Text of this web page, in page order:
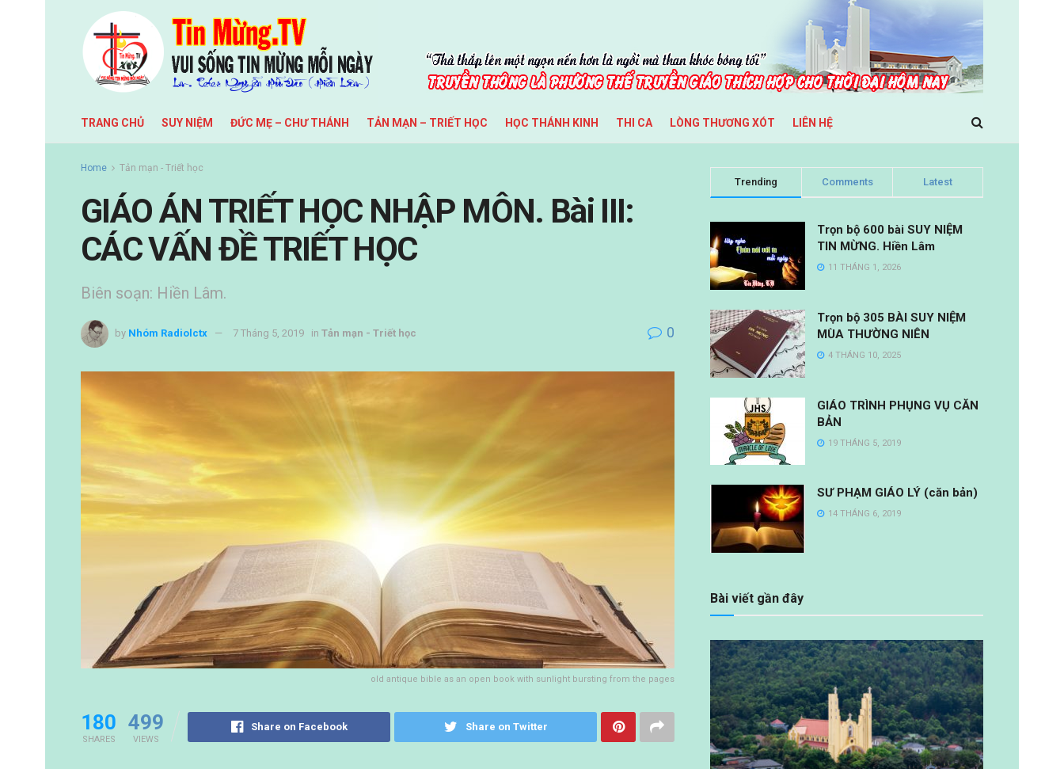
TRANG CHỦ SUY NIỆM ĐỨC MẸ – CHƯ THÁNH TẢN MẠN – TRIẾT HỌC HỌC THÁNH KINH THI CA LÒNG THƯƠNG XÓT LIÊN HỆ
Home Tản mạn - Triết học
GIÁO ÁN TRIẾT HỌC NHẬP MÔN. Bài III:
CÁC VẤN ĐỀ TRIẾT HỌC
Biên soạn: Hiền Lâm.
by Nhóm Radiolctx 7 Tháng 5, 2019 in Tản mạn - Triết học 0
old antique bible as an open book with sunlight bursting from the pages
180
SHARES
499
VIEWS
Share on Facebook Share on Twitter
Trending Comments Latest
Trọn bộ 600 bài SUY NIỆM
TIN MỪNG. Hiền Lâm
11 THÁNG 1, 2026
Trọn bộ 305 BÀI SUY NIỆM
MÙA THƯỜNG NIÊN
4 THÁNG 10, 2025
GIÁO TRÌNH PHỤNG VỤ CĂN
BẢN
19 THÁNG 5, 2019
SƯ PHẠM GIÁO LÝ (căn bản)
14 THÁNG 6, 2019
Bài viết gần đây